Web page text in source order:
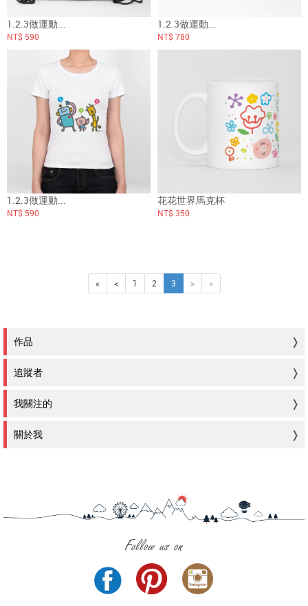
1.2.3做運動...
NT$ 590
1.2.3做運動...
NT$ 780
1.2.3做運動...
NT$ 590
花花世界馬克杯
NT$ 350
« < 1 2 3 > »
作品
追蹤者
我關注的
關於我
Follow us on